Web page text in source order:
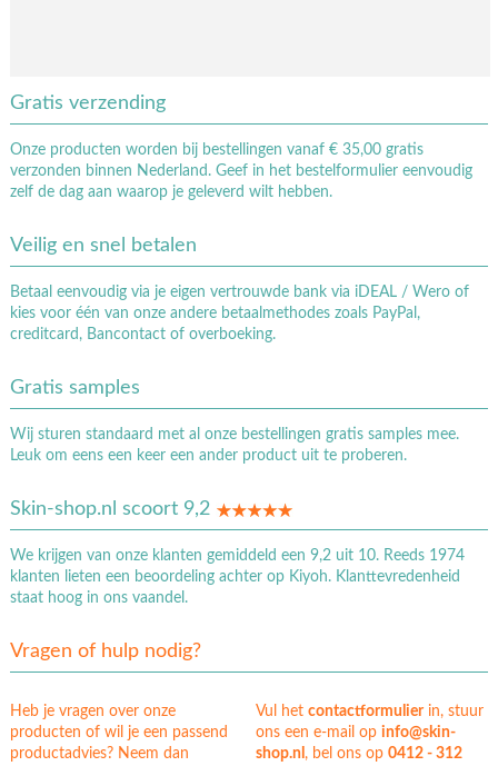
Gratis verzending
Onze producten worden bij bestellingen vanaf € 35,00 gratis
verzonden binnen Nederland. Geef in het bestelformulier eenvoudig
zelf de dag aan waarop je geleverd wilt hebben.
Veilig en snel betalen
Betaal eenvoudig via je eigen vertrouwde bank via iDEAL / Wero of
kies voor één van onze andere betaalmethodes zoals PayPal,
creditcard, Bancontact of overboeking.
Gratis samples
Wij sturen standaard met al onze bestellingen gratis samples mee.
Leuk om eens een keer een ander product uit te proberen.
Skin-shop.nl scoort 9,2
We krijgen van onze klanten gemiddeld een 9,2 uit 10. Reeds 1974
klanten lieten een beoordeling achter op Kiyoh. Klanttevredenheid
staat hoog in ons vaandel.
Vragen of hulp nodig?
Heb je vragen over onze
producten of wil je een passend
productadvies? Neem dan
Vul hetcontactformulierin, stuur
ons een e-mail op info@skin-
shop.nl, bel ons op0412 - 312